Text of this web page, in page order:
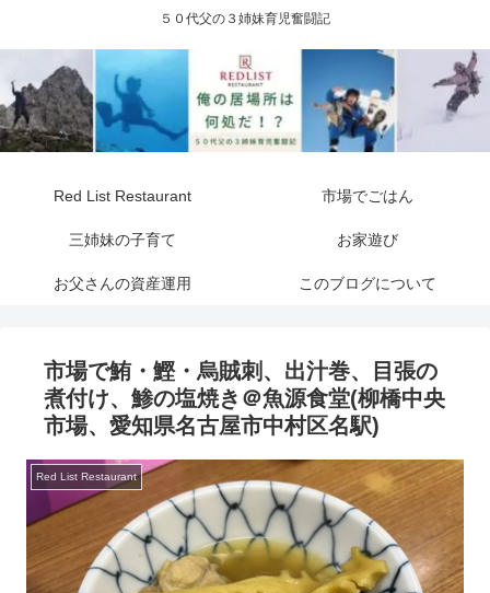
５０代父の３姉妹育児奮闘記
Red List Restaurant 市場でごはん
三姉妹の子育て お家遊び
お父さんの資産運用 このブログについて
市場で鮪・鰹・烏賊刺、出汁巻、目張の
煮付け、鯵の塩焼き＠魚源食堂(柳橋中央
市場、愛知県名古屋市中村区名駅)
Red List Restaurant